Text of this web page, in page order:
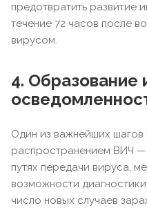
предотвратить развитие
течение 72 часов после
вирусом.
4. Образование
Один из важнейших шагов
распространением ВИЧ —
путях передачи вируса,
возможности
число новых случаев